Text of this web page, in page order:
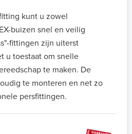
kunt u zowel
buizen snel en veilig
fittingen zijn uiterst
u toestaat om snelle
te maken. De
te monteren en net zo
persfittingen.